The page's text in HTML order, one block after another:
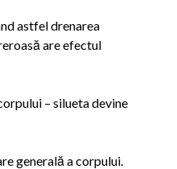
astfel drenarea
are efectul
– silueta devine
generală a corpului.